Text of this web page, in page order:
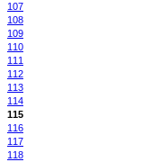
107
108
109
110
111
112
113
114
115
116
117
118